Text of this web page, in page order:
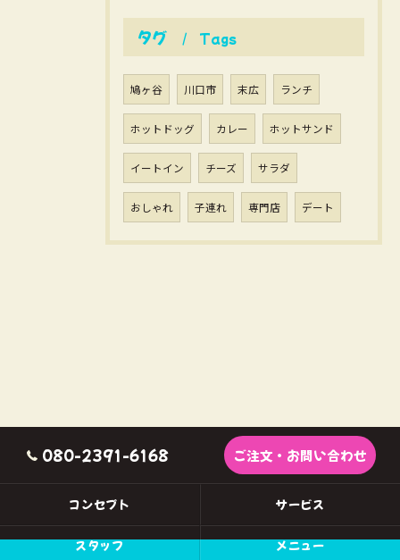
タグ Tags
鳩ヶ谷 川口市 末広 ランチ
ホットドッグ カレー ホットサンド
イートイン チーズ サラダ
おしゃれ 子連れ 専門店 デート
080-2391-6168 ご注文・お問い合わせ
コンセプト サービス
スタッフ メニュー